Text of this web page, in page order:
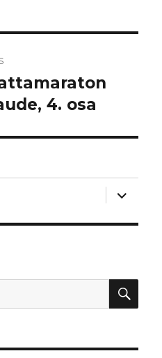
4. osa
laienda